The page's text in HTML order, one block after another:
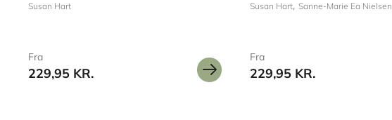
Susan Hart
Fra
229,95 KR.
Susan Hart Sanne-Marie Ea Nielsen
Fra
229,95 KR.